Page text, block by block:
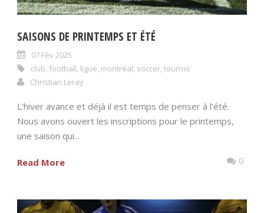
SAISONS DE PRINTEMPS ET ÉTÉ
07 Fév 2025
club, football, ligue, montréal, soccer, tournoi
Christian Leray
L’hiver avance et déjà il est temps de penser à l’été.
Nous avons ouvert les inscriptions pour le printemps,
une saison qui...
Read More 0